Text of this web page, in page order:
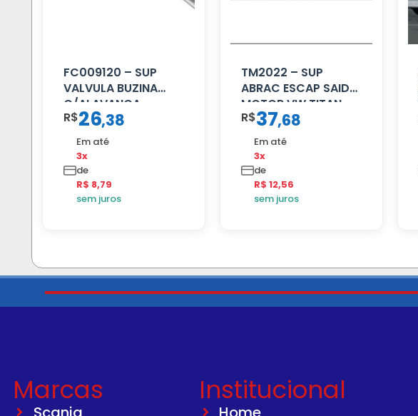
FC009120 – SUP
VALVULA BUZINA
C/ALAVANCA
R$26,38
Em até
3x
de
R$ 8,79
sem juros
TM2022 – SUP
ABRAC ESCAP SAIDA
MOTOR VW TITAN
R$37,68
Em até
3x
de
R$ 12,56
sem juros
Marcas Institucional